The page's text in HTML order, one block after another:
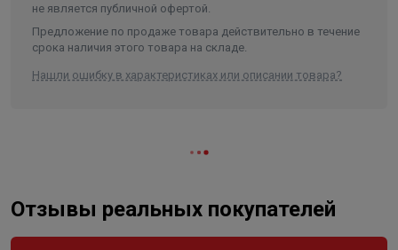
не является публичной офертой.
Предложение по продаже товара действительно в течение
срока наличия этого товара на складе.
Нашли ошибку в характеристиках или описании товара?
Отзывы реальных покупателей